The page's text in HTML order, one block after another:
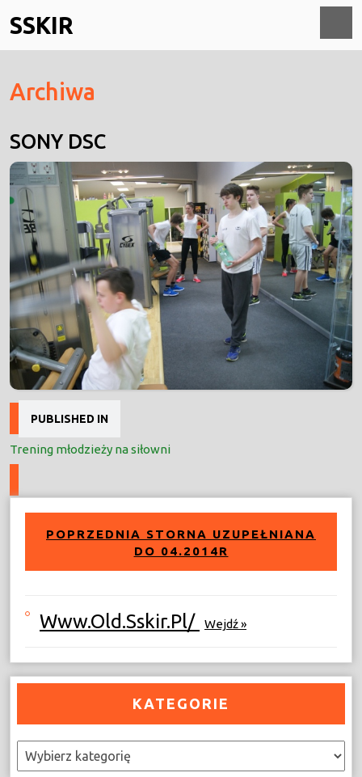
to
content
SSKIR
Archiwa
SONY DSC
Nawigacja
wpisu
PUBLISHED IN
Trening młodzieży na siłowni
POPRZEDNIA STORNA UZUPEŁNIANA
DO 04.2014R
Www.old.sskir.pl/ Wejdź »
KATEGORIE
Kategorie